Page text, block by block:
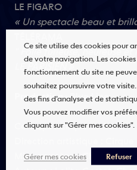
LE FIGARO
« Un spectacle beau et
" Folie furieuse, heureuse
LE PARISIEN »
Production :Blue Line
Concept : Cirque Le Roux
Mise en scène : Charlotte
Ce site utilise des cookies pour
de votre navigation. Les
fonctionnement du site ne
souhaitez poursuivre votre
des fins d’analyse et de
Vous pouvez modifier vos
cliquant sur "Gérer mes cookies".
Gérer mes cookies Refuser